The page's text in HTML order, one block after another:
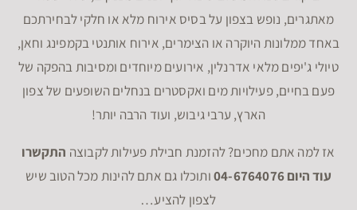
מאתגרים, נופש בצפון על בסיס אירוח מלא או חלקי לבחירתכם
באחד ממלונות היוקרה או הצימרים, אירוח אותנטי בקמפינג וחאן,
טיולי ג'יפים מלאי אדרנלין, אירועים מיוחדים ומסיבות בהפקה של
פעם בחיים, פעילויות מים ואקסטרים בנחלים השופעים של צפון
הארץ, ערבי גיבוש, ועוד הרבה יותר!
אז למה אתם מחכים? להזמנת חבילת פעילות לקבוצה התקשרו
עוד היום 04-6764076
ותוכלו גם אתם להינות מכל הטוב שיש
לצפון להציע…